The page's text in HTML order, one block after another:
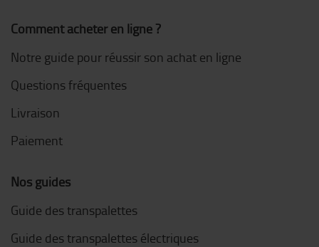
Comment acheter en ligne ?
Notre guide pour réussir son achat en ligne
Questions fréquentes
Livraison
Paiement
Nos guides
Guide des transpalettes
Guide des transpalettes électriques